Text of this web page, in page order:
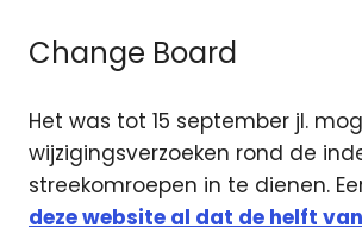
Change Board
Het was tot 15 september jl.
wijzigingsverzoeken rond de
streekomroepen in te dienen.
deze website al dat de helft